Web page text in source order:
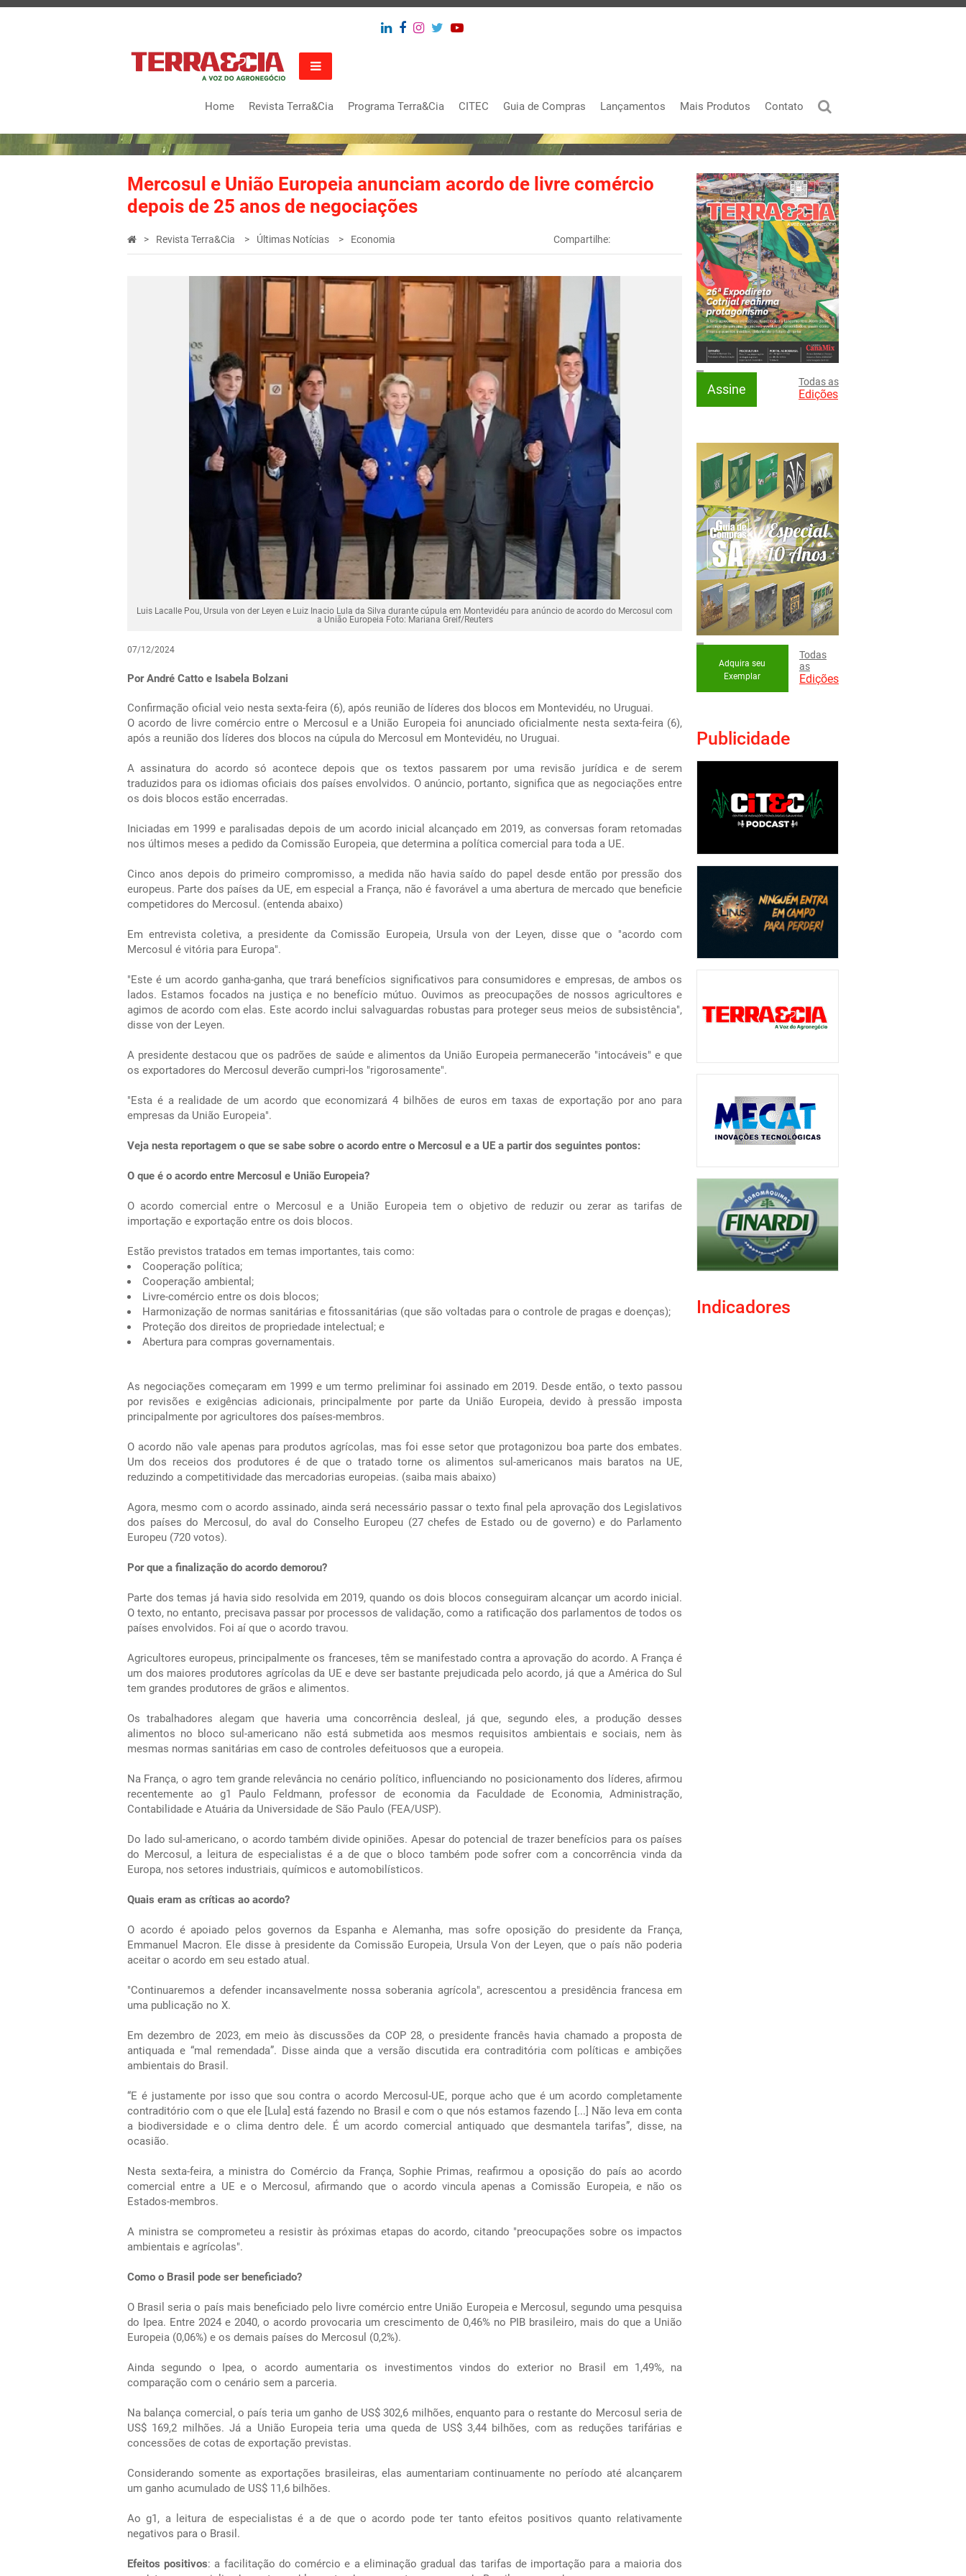
Home Revista Terra&Cia Programa Terra&Cia CITEC Guia de Compras Lançamentos Mais Produtos Contato
Mercosul e União Europeia anunciam acordo de livre comércio
depois de 25 anos de negociações
Revista Terra&Cia Últimas Notícias Economia Compartilhe:
Luis Lacalle Pou, Ursula von der Leyen e Luiz Inacio Lula da Silva durante cúpula em Montevidéu para anúncio de acordo do Mercosul com
a União Europeia Foto: Mariana Greif/Reuters
07/12/2024
Por André Catto e Isabela Bolzani
Confirmação oficial veio nesta sexta-feira (6), após reunião de líderes dos blocos em Montevidéu, no Uruguai.
O acordo de livre comércio entre o Mercosul e a União Europeia foi anunciado oficialmente nesta sexta-feira (6),
após a reunião dos líderes dos blocos na cúpula do Mercosul em Montevidéu, no Uruguai.
A assinatura do acordo só acontece depois que os textos passarem por uma revisão jurídica e de serem
traduzidos para os idiomas oficiais dos países envolvidos. O anúncio, portanto, significa que as negociações entre
os dois blocos estão encerradas.
Iniciadas em 1999 e paralisadas depois de um acordo inicial alcançado em 2019, as conversas foram retomadas
nos últimos meses a pedido da Comissão Europeia, que determina a política comercial para toda a UE.
Cinco anos depois do primeiro compromisso, a medida não havia saído do papel desde então por pressão dos
europeus. Parte dos países da UE, em especial a França, não é favorável a uma abertura de mercado que beneficie
competidores do Mercosul. (entenda abaixo)
Em entrevista coletiva, a presidente da Comissão Europeia, Ursula von der Leyen, disse que o "acordo com
Mercosul é vitória para Europa".
"Este é um acordo ganha-ganha, que trará benefícios significativos para consumidores e empresas, de ambos os
lados. Estamos focados na justiça e no benefício mútuo. Ouvimos as preocupações de nossos agricultores e
agimos de acordo com elas. Este acordo inclui salvaguardas robustas para proteger seus meios de subsistência",
disse von der Leyen.
A presidente destacou que os padrões de saúde e alimentos da União Europeia permanecerão "intocáveis" e que
os exportadores do Mercosul deverão cumpri-los "rigorosamente".
"Esta é a realidade de um acordo que economizará 4 bilhões de euros em taxas de exportação por ano para
empresas da União Europeia".
Veja nesta reportagem o que se sabe sobre o acordo entre o Mercosul e a UE a partir dos seguintes pontos:
O que é o acordo entre Mercosul e União Europeia?
O acordo comercial entre o Mercosul e a União Europeia tem o objetivo de reduzir ou zerar as tarifas de
importação e exportação entre os dois blocos.
Estão previstos tratados em temas importantes, tais como:
Cooperação política;
Cooperação ambiental;
Livre-comércio entre os dois blocos;
Harmonização de normas sanitárias e fitossanitárias (que são voltadas para o controle de pragas e doenças);
Proteção dos direitos de propriedade intelectual; e
Abertura para compras governamentais.
As negociações começaram em 1999 e um termo preliminar foi assinado em 2019. Desde então, o texto passou
por revisões e exigências adicionais, principalmente por parte da União Europeia, devido à pressão imposta
principalmente por agricultores dos países-membros.
O acordo não vale apenas para produtos agrícolas, mas foi esse setor que protagonizou boa parte dos embates.
Um dos receios dos produtores é de que o tratado torne os alimentos sul-americanos mais baratos na UE,
reduzindo a competitividade das mercadorias europeias. (saiba mais abaixo)
Agora, mesmo com o acordo assinado, ainda será necessário passar o texto final pela aprovação dos Legislativos
dos países do Mercosul, do aval do Conselho Europeu (27 chefes de Estado ou de governo) e do Parlamento
Europeu (720 votos).
Por que a finalização do acordo demorou?
Parte dos temas já havia sido resolvida em 2019, quando os dois blocos conseguiram alcançar um acordo inicial.
O texto, no entanto, precisava passar por processos de validação, como a ratificação dos parlamentos de todos os
países envolvidos. Foi aí que o acordo travou.
Agricultores europeus, principalmente os franceses, têm se manifestado contra a aprovação do acordo. A França é
um dos maiores produtores agrícolas da UE e deve ser bastante prejudicada pelo acordo, já que a América do Sul
tem grandes produtores de grãos e alimentos.
Os trabalhadores alegam que haveria uma concorrência desleal, já que, segundo eles, a produção desses
alimentos no bloco sul-americano não está submetida aos mesmos requisitos ambientais e sociais, nem às
mesmas normas sanitárias em caso de controles defeituosos que a europeia.
Na França, o agro tem grande relevância no cenário político, influenciando no posicionamento dos líderes, afirmou
recentemente ao g1 Paulo Feldmann, professor de economia da Faculdade de Economia, Administração,
Contabilidade e Atuária da Universidade de São Paulo (FEA/USP).
Do lado sul-americano, o acordo também divide opiniões. Apesar do potencial de trazer benefícios para os países
do Mercosul, a leitura de especialistas é a de que o bloco também pode sofrer com a concorrência vinda da
Europa, nos setores industriais, químicos e automobilísticos.
Quais eram as críticas ao acordo?
O acordo é apoiado pelos governos da Espanha e Alemanha, mas sofre oposição do presidente da França,
Emmanuel Macron. Ele disse à presidente da Comissão Europeia, Ursula Von der Leyen, que o país não poderia
aceitar o acordo em seu estado atual.
"Continuaremos a defender incansavelmente nossa soberania agrícola", acrescentou a presidência francesa em
uma publicação no X.
Em dezembro de 2023, em meio às discussões da COP 28, o presidente francês havia chamado a proposta de
antiquada e “mal remendada”. Disse ainda que a versão discutida era contraditória com políticas e ambições
ambientais do Brasil.
“E é justamente por isso que sou contra o acordo Mercosul-UE, porque acho que é um acordo completamente
contraditório com o que ele [Lula] está fazendo no Brasil e com o que nós estamos fazendo [...] Não leva em conta
a biodiversidade e o clima dentro dele. É um acordo comercial antiquado que desmantela tarifas”, disse, na
ocasião.
Nesta sexta-feira, a ministra do Comércio da França, Sophie Primas, reafirmou a oposição do país ao acordo
comercial entre a UE e o Mercosul, afirmando que o acordo vincula apenas a Comissão Europeia, e não os
Estados-membros.
A ministra se comprometeu a resistir às próximas etapas do acordo, citando "preocupações sobre os impactos
ambientais e agrícolas".
Como o Brasil pode ser beneficiado?
O Brasil seria o país mais beneficiado pelo livre comércio entre União Europeia e Mercosul, segundo uma pesquisa
do Ipea. Entre 2024 e 2040, o acordo provocaria um crescimento de 0,46% no PIB brasileiro, mais do que a União
Europeia (0,06%) e os demais países do Mercosul (0,2%).
Ainda segundo o Ipea, o acordo aumentaria os investimentos vindos do exterior no Brasil em 1,49%, na
comparação com o cenário sem a parceria.
Na balança comercial, o país teria um ganho de US$ 302,6 milhões, enquanto para o restante do Mercosul seria de
US$ 169,2 milhões. Já a União Europeia teria uma queda de US$ 3,44 bilhões, com as reduções tarifárias e
concessões de cotas de exportação previstas.
Considerando somente as exportações brasileiras, elas aumentariam continuamente no período até alcançarem
um ganho acumulado de US$ 11,6 bilhões.
Ao g1, a leitura de especialistas é a de que o acordo pode ter tanto efeitos positivos quanto relativamente
negativos para o Brasil.
Efeitos positivos: a facilitação do comércio e a eliminação gradual das tarifas de importação para a maioria dos
Assine Todas as
Edições
Adquira seu
Exemplar
Todas
as
Edições
Publicidade
Indicadores